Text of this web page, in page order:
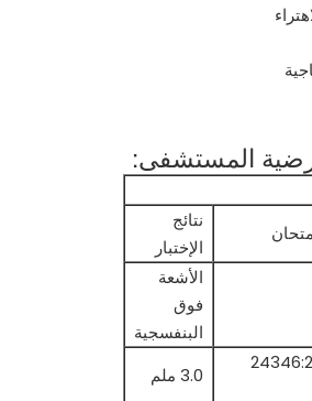
المستشفى:
نتائج
الإختبار
الأشعة
فوق
البنفسجية
3.0 ملم